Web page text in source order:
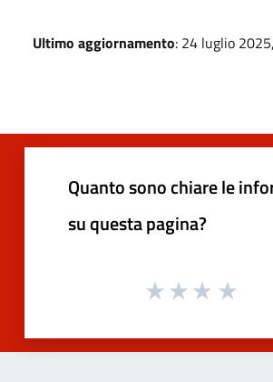
Ultimo aggiornamento: 24 luglio
Quanto sono chiare le
su questa pagina?